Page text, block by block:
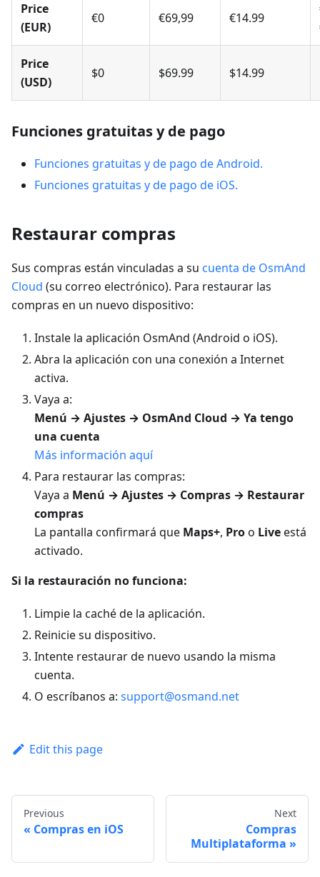
Price
(EUR)
€0 €69,99 €14.99
Price
(USD)
$0 $69.99 $14.99
Funciones gratuitas y de pago
Funciones gratuitas y de pago de Android.
Funciones gratuitas y de pago de iOS.
Restaurar compras
Sus compras están vinculadas a su cuenta de OsmAnd
Cloud (su correo electrónico). Para restaurar las
compras en un nuevo dispositivo:
Instale la aplicación OsmAnd (Android o iOS).
Abra la aplicación con una conexión a Internet
activa.
Vaya a:
Menú → Ajustes → OsmAnd Cloud → Ya tengo
una cuenta
Más información aquí
Para restaurar las compras:
Vaya a Menú → Ajustes → Compras → Restaurar
compras
La pantalla confirmará que Maps+, Proo Liveestá
activado.
Si la restauración no funciona:
Limpie la caché de la aplicación.
Reinicie su dispositivo.
Intente restaurar de nuevo usando la misma
cuenta.
O escríbanos a: support@osmand.net
Edit this page
Previous
Compras en iOS
Next
Compras
Multiplataforma